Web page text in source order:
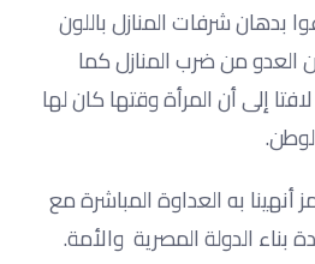
بدهان شرفات المنازل باللون
العدو من ضرب المنازل كما
إلى أن المرأة وقتها كان لها
أنهينا به العداوة المباشرة مع
بناء الدولة المصرية والأمة.